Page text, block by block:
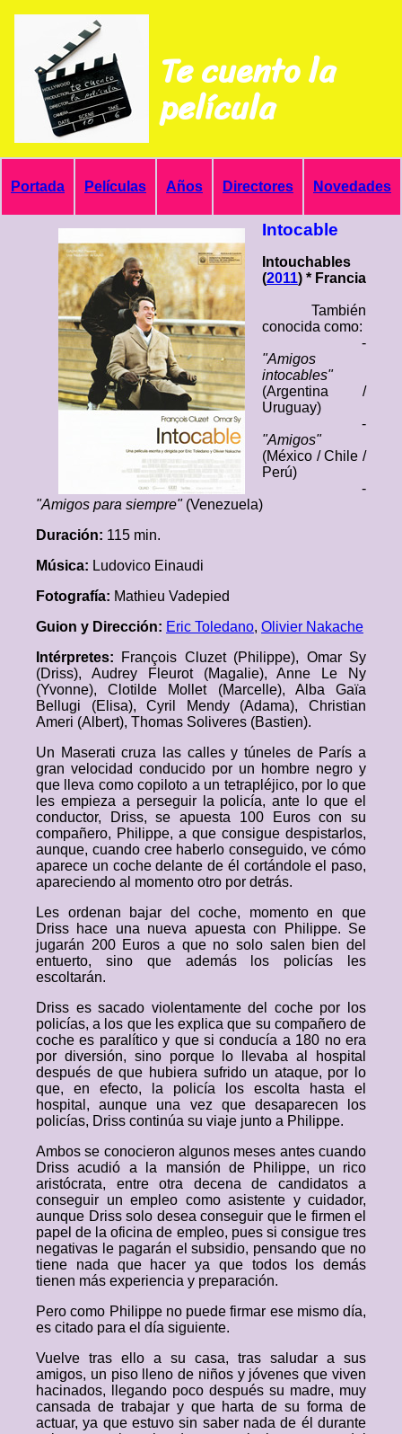
Te cuento la
película
Portada Películas Años Directores Novedades
Intocable
Intouchables
(2011) * Francia
También
conocida como:
-
"Amigos
intocables"
(Argentina /
Uruguay)
-
"Amigos"
(México / Chile /
Perú)
-
"Amigos para siempre"(Venezuela)
Duración: 115 min.
Música: Ludovico Einaudi
Fotografía: Mathieu Vadepied
Guion y Dirección: Eric Toledano, Olivier Nakache
Intérpretes: François Cluzet (Philippe), Omar Sy
(Driss), Audrey Fleurot (Magalie), Anne Le Ny
(Yvonne), Clotilde Mollet (Marcelle), Alba Gaïa
Bellugi (Elisa), Cyril Mendy (Adama), Christian
Ameri (Albert), Thomas Soliveres (Bastien).
Un Maserati cruza las calles y túneles de París a
gran velocidad conducido por un hombre negro y
que lleva como copiloto a un tetrapléjico, por lo que
les empieza a perseguir la policía, ante lo que el
conductor, Driss, se apuesta 100 Euros con su
compañero, Philippe, a que consigue despistarlos,
aunque, cuando cree haberlo conseguido, ve cómo
aparece un coche delante de él cortándole el paso,
apareciendo al momento otro por detrás.
Les ordenan bajar del coche, momento en que
Driss hace una nueva apuesta con Philippe. Se
jugarán 200 Euros a que no solo salen bien del
entuerto, sino que además los policías les
escoltarán.
Driss es sacado violentamente del coche por los
policías, a los que les explica que su compañero de
coche es paralítico y que si conducía a 180 no era
por diversión, sino porque lo llevaba al hospital
después de que hubiera sufrido un ataque, por lo
que, en efecto, la policía los escolta hasta el
hospital, aunque una vez que desaparecen los
policías, Driss continúa su viaje junto a Philippe.
Ambos se conocieron algunos meses antes cuando
Driss acudió a la mansión de Philippe, un rico
aristócrata, entre otra decena de candidatos a
conseguir un empleo como asistente y cuidador,
aunque Driss solo desea conseguir que le firmen el
papel de la oficina de empleo, pues si consigue tres
negativas le pagarán el subsidio, pensando que no
tiene nada que hacer ya que todos los demás
tienen más experiencia y preparación.
Pero como Philippe no puede firmar ese mismo día,
es citado para el día siguiente.
Vuelve tras ello a su casa, tras saludar a sus
amigos, un piso lleno de niños y jóvenes que viven
hacinados, llegando poco después su madre, muy
cansada de trabajar y que harta de su forma de
actuar, ya que estuvo sin saber nada de él durante